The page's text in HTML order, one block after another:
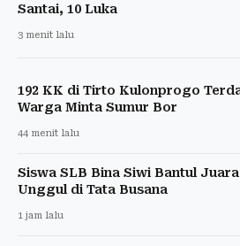
Santai, 10 Luka
3 menit lalu
192 KK di Tirto Kulonprogo
Warga Minta Sumur Bor
44 menit lalu
Siswa SLB Bina Siwi Bantul
Unggul di Tata Busana
1 jam lalu